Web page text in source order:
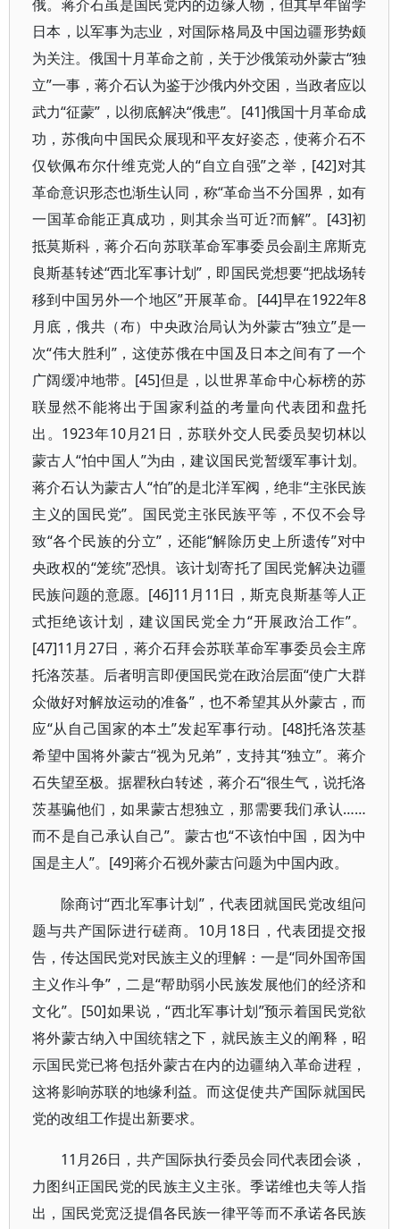
俄。蒋介石虽是国民党内的边缘人物，但其早年留学
日本，以军事为志业，对国际格局及中国边疆形势颇
为关注。俄国十月革命之前，关于沙俄策动外蒙古“独
立”一事，蒋介石认为鉴于沙俄内外交困，当政者应以
武力“征蒙”，以彻底解决“俄患”。[41]俄国十月革命成
功，苏俄向中国民众展现和平友好姿态，使蒋介石不
仅钦佩布尔什维克党人的“自立自强”之举，[42]对其
革命意识形态也渐生认同，称“革命当不分国界，如有
一国革命能正真成功，则其余当可近?而解”。[43]初
抵莫斯科，蒋介石向苏联革命军事委员会副主席斯克
良斯基转述“西北军事计划”，即国民党想要“把战场转
移到中国另外一个地区”开展革命。[44]早在1922年8
月底，俄共（布）中央政治局认为外蒙古“独立”是一
次“伟大胜利”，这使苏俄在中国及日本之间有了一个
广阔缓冲地带。[45]但是，以世界革命中心标榜的苏
联显然不能将出于国家利益的考量向代表团和盘托
出。1923年10月21日，苏联外交人民委员契切林以
蒙古人“怕中国人”为由，建议国民党暂缓军事计划。
蒋介石认为蒙古人“怕”的是北洋军阀，绝非“主张民族
主义的国民党”。国民党主张民族平等，不仅不会导
致“各个民族的分立”，还能“解除历史上所遗传”对中
央政权的“笼统”恐惧。该计划寄托了国民党解决边疆
民族问题的意愿。[46]11月11日，斯克良斯基等人正
式拒绝该计划，建议国民党全力“开展政治工作”。
[47]11月27日，蒋介石拜会苏联革命军事委员会主席
托洛茨基。后者明言即便国民党在政治层面“使广大群
众做好对解放运动的准备”，也不希望其从外蒙古，而
应“从自己国家的本土”发起军事行动。[48]托洛茨基
希望中国将外蒙古“视为兄弟”，支持其“独立”。蒋介
石失望至极。据瞿秋白转述，蒋介石“很生气，说托洛
茨基骗他们，如果蒙古想独立，那需要我们承认……
而不是自己承认自己”。蒙古也“不该怕中国，因为中
国是主人”。[49]蒋介石视外蒙古问题为中国内政。
除商讨“西北军事计划”，代表团就国民党改组问
题与共产国际进行磋商。10月18日，代表团提交报
告，传达国民党对民族主义的理解：一是“同外国帝国
主义作斗争”，二是“帮助弱小民族发展他们的经济和
文化”。[50]如果说，“西北军事计划”预示着国民党欲
将外蒙古纳入中国统辖之下，就民族主义的阐释，昭
示国民党已将包括外蒙古在内的边疆纳入革命进程，
这将影响苏联的地缘利益。而这促使共产国际就国民
党的改组工作提出新要求。
11月26日，共产国际执行委员会同代表团会谈，
力图纠正国民党的民族主义主张。季诺维也夫等人指
出，国民党宽泛提倡各民族一律平等而不承诺各民族